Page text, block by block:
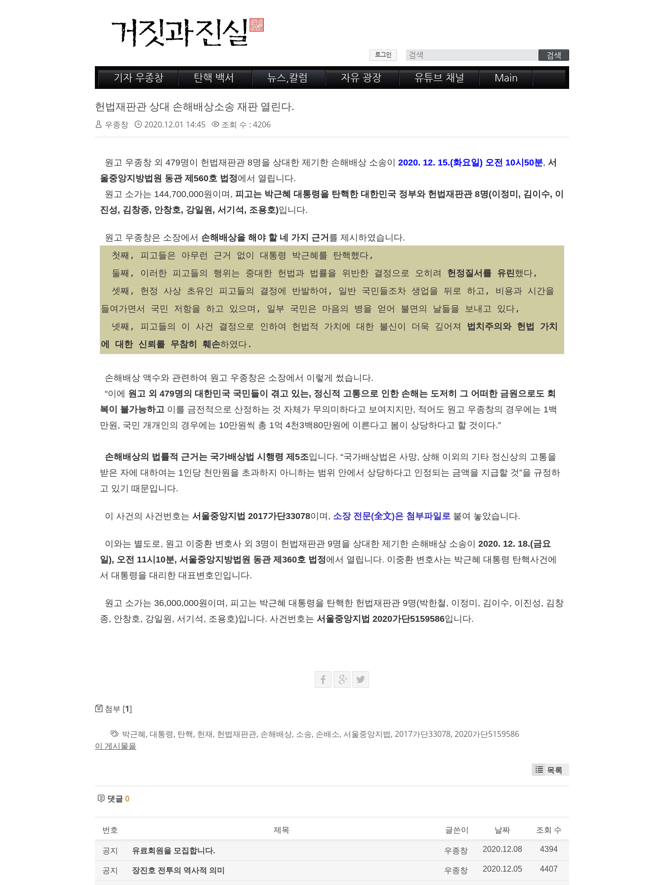
로그인
기자 우종창
저서 소개
감옥 이야기
탄핵 백서
거짓의 산
법정 녹취록
인터뷰
뉴스,칼럼
공지,새소식
정계 비화
전문가 칼럼
자유 광장
회원 게시판
유튜브 채널 Main
헌법재판관 상대 손해배상소송 재판 열린다.
우종창 2020.12.01 14:45 조회 수 : 4206
원고 우종창 외 479명이 헌법재판관 8명을 상대한 제기한 손해배상 소송이 2020. 12. 15.(화요일) 오전 10시50분, 서
울중앙지방법원 동관 제560호 법정에서 열립니다.
원고 소가는 144,700,000원이며, 피고는 박근혜 대통령을 탄핵한 대한민국 정부와 헌법재판관 8명(이정미, 김이수, 이
진성, 김창종, 안창호, 강일원, 서기석, 조용호)입니다.
원고 우종창은 소장에서 손해배상을 해야 할 네 가지 근거 를 제시하였습니다.
첫째, 피고들은 아무런 근거 없이 대통령 박근혜를 탄핵했다,
둘째, 이러한 피고들의 행위는 중대한 헌법과 법률을 위반한 결정으로 오히려 헌정질서를 유린했다,
셋째, 헌정 사상 초유인 피고들의 결정에 반발하여, 일반 국민들조차 생업을 뒤로 하고, 비용과 시간을
들여가면서 국민 저항을 하고 있으며, 일부 국민은 마음의 병을 얻어 불면의 날들을 보내고 있다,
넷째, 피고들의 이 사건 결정으로 인하여 헌법적 가치에 대한 불신이 더욱 깊어져 법치주의와 헌법 가치
에 대한 신뢰를 무참히 훼손하였다.
손해배상 액수와 관련하여 원고 우종창은 소장에서 이렇게 썼습니다.
“이에 원고 외 479명의 대한민국 국민들이 겪고 있는, 정신적 고통으로 인한 손해는 도저히 그 어떠한 금원으로도 회
복이 불가능하고 이를 금전적으로 산정하는 것 자체가 무의미하다고 보여지지만, 적어도 원고 우종창의 경우에는 1백
만원, 국민 개개인의 경우에는 10만원씩 총 1억 4천3백80만원에 이른다고 봄이 상당하다고 할 것이다.”
손해배상의 법률적 근거는 국가배상법 시행령 제5조입니다. “국가배상법은 사망, 상해 이외의 기타 정신상의 고통을
받은 자에 대하여는 1인당 천만원을 초과하지 아니하는 범위 안에서 상당하다고 인정되는 금액을 지급할 것”을 규정하
고 있기 때문입니다.
이 사건의 사건번호는 서울중앙지법 2017가단33078이며, 소장 전문(全文)은 첨부파일로 붙여 놓았습니다.
이와는 별도로, 원고 이중환 변호사 외 3명이 헌법재판관 9명을 상대한 제기한 손해배상 소송이 2020. 12. 18.(금요
일), 오전 11시10분, 서울중앙지방법원 동관 제360호 법정에서 열립니다. 이중환 변호사는 박근혜 대통령 탄핵사건에
서 대통령을 대리한 대표변호인입니다.
원고 소가는 36,000,000원이며, 피고는 박근혜 대통령을 탄핵한 헌법재판관 9명(박한철, 이정미, 김이수, 이진성, 김창
종, 안창호, 강일원, 서기석, 조용호)입니다. 사건번호는 서울중앙지법 2020가단5159586입니다.
첨부 [1]
박근혜, 대통령, 탄핵, 헌재, 헌법재판관, 손해배상, 소송, 손배소, 서울중앙지법, 2017가단33078, 2020가단5159586
이 게시물을
목록
댓글0
번호 제목 글쓴이 날짜
조회 수
공지
유료회원을 모집합니다. 우종창 2020.12.08 4394
공지 장진호 전투의 역사적 의미 우종창 2020.12.05 4407